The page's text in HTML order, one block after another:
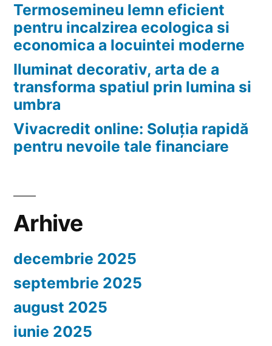
Termosemineu lemn eficient
pentru incalzirea ecologica si
economica a locuintei moderne
Iluminat decorativ, arta de a
transforma spatiul prin lumina si
umbra
Vivacredit online: Soluția rapidă
pentru nevoile tale financiare
Arhive
decembrie 2025
septembrie 2025
august 2025
iunie 2025